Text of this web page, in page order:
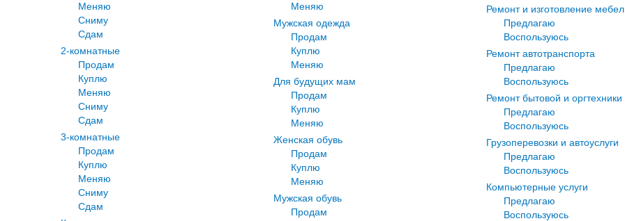
Меняю
Сниму
Сдам
2-комнатные
Продам
Куплю
Меняю
Сниму
Сдам
3-комнатные
Продам
Куплю
Меняю
Сниму
Сдам
Меняю
Мужская одежда
Продам
Куплю
Меняю
Для будущих мам
Продам
Куплю
Меняю
Женская обувь
Продам
Куплю
Меняю
Мужская обувь
Продам
Ремонт и изготовление
Предлагаю
Воспользуюсь
Ремонт автотранспорта
Предлагаю
Воспользуюсь
Ремонт бытовой и оргтехники
Предлагаю
Воспользуюсь
Грузоперевозки и автоуслуги
Предлагаю
Воспользуюсь
Компьютерные услуги
Предлагаю
Воспользуюсь